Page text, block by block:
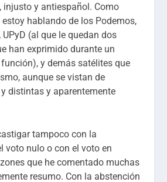
injusto y antiespañol. Como
hablando de los Podemos,
UPyD (al que le quedan dos
han exprimido durante un
y demás satélites que
aunque se vistan de
distintas y aparentemente
tampoco con la
voto nulo o con el voto en
que he comentado muchas
resumo. Con la abstención